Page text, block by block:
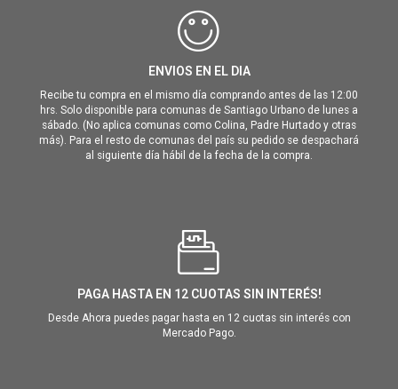
ENVIOS EN EL DIA
Recibe tu compra en el mismo día comprando antes de las 12:00
hrs. Solo disponible para comunas de Santiago Urbano de lunes a
sábado. (No aplica comunas como Colina, Padre Hurtado y otras
más). Para el resto de comunas del país su pedido se despachará
al siguiente día hábil de la fecha de la compra.
PAGA HASTA EN 12 CUOTAS SIN INTERÉS!
Desde Ahora puedes pagar hasta en 12 cuotas sin interés con
Mercado Pago.